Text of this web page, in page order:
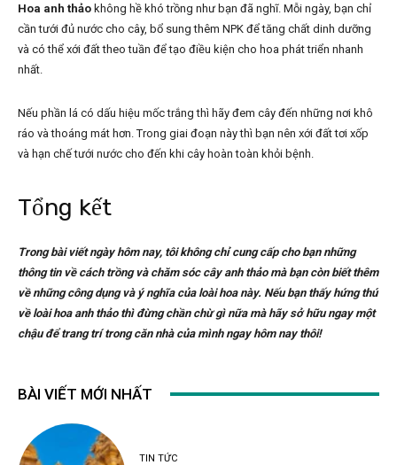
Hoa anh thảo không hề khó trồng như bạn đã nghĩ. Mỗi ngày, bạn chỉ
cần tưới đủ nước cho cây, bổ sung thêm NPK để tăng chất dinh dưỡng
và có thể xới đất theo tuần để tạo điều kiện cho hoa phát triển nhanh
nhất.
Nếu phần lá có dấu hiệu mốc trắng thì hãy đem cây đến những nơi khô
ráo và thoáng mát hơn. Trong giai đoạn này thì bạn nên xới đất tơi xốp
và hạn chế tưới nước cho đến khi cây hoàn toàn khỏi bệnh.
Tổng kết
Trong bài viết ngày hôm nay, tôi không chỉ cung cấp cho bạn những
thông tin về cách trồng và chăm sóc cây anh thảo mà bạn còn biết thêm
về những công dụng và ý nghĩa của loài hoa này. Nếu bạn thấy hứng thú
về loài hoa anh thảo thì đừng chần chừ gì nữa mà hãy sở hữu ngay một
chậu để trang trí trong căn nhà của mình ngay hôm nay thôi!
BÀI VIẾT MỚI NHẤT
TIN TỨC